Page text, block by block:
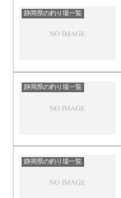
静岡県の釣り場一覧
静岡県の釣り場一覧
静岡県の釣り場一覧